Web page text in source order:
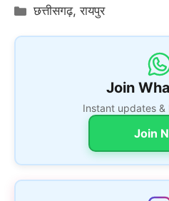
Categories
छत्तीसगढ़,रायपुर
Join
Instant updates
Join